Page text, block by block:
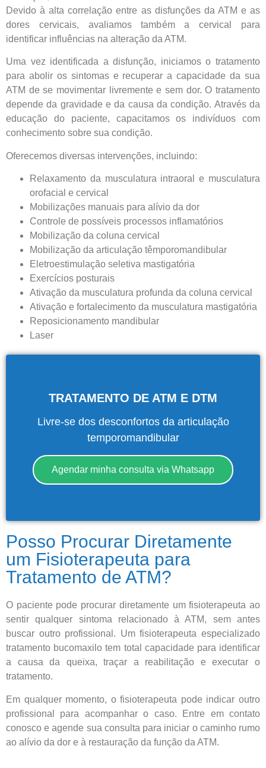
Devido à alta correlação entre as disfunções da ATM e as
dores cervicais, avaliamos também a cervical para
identificar influências na alteração da ATM.
Uma vez identificada a disfunção, iniciamos o tratamento
para abolir os sintomas e recuperar a capacidade da sua
ATM de se movimentar livremente e sem dor. O tratamento
depende da gravidade e da causa da condição. Através da
educação do paciente, capacitamos os indivíduos com
conhecimento sobre sua condição.
Oferecemos diversas intervenções, incluindo:
Relaxamento da musculatura intraoral e musculatura
orofacial e cervical
Mobilizações manuais para alívio da dor
Controle de possíveis processos inflamatórios
Mobilização da coluna cervical
Mobilização da articulação têmporomandibular
Eletroestimulação seletiva mastigatória
Exercícios posturais
Ativação da musculatura profunda da coluna cervical
Ativação e fortalecimento da musculatura mastigatória
Reposicionamento mandibular
Laser
TRATAMENTO DE ATM E DTM
Livre-se dos desconfortos da articulação
temporomandibular
Agendar minha consulta via Whatsapp
Posso Procurar Diretamente
um Fisioterapeuta para
Tratamento de ATM?
O paciente pode procurar diretamente um fisioterapeuta ao
sentir qualquer sintoma relacionado à ATM, sem antes
buscar outro profissional. Um fisioterapeuta especializado
tratamento bucomaxilo tem total capacidade para identificar
a causa da queixa, traçar a reabilitação e executar o
tratamento.
Em qualquer momento, o fisioterapeuta pode indicar outro
profissional para acompanhar o caso. Entre em contato
conosco e agende sua consulta para iniciar o caminho rumo
ao alívio da dor e à restauração da função da ATM.
Central de
atendimento
Antes de iniciar o seu tratamento, iremos fazer uma
avaliação clínica da sua coluna e nossos profissionais
indicarão qual o melhor caminho a ser seguido.
Cidade de São Paulo:
Demais Localidades:
0800 494 8888